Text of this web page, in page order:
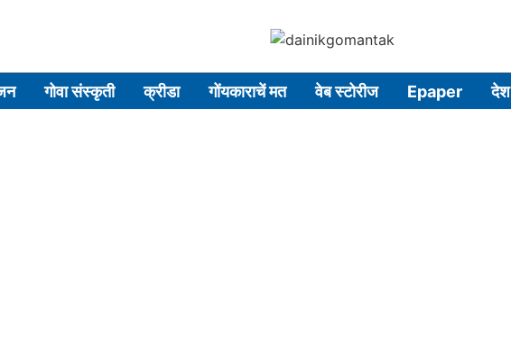
गोवा संस्कृती क्रीडा गोंयकाराचें मत वेब स्टोरीज Epaper देश